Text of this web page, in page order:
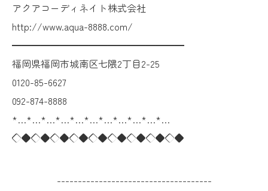
アクアコーディネイト株式会社
http://www.aqua-8888.com/
━━━━━━━━━━━━━━━━━━
福岡県福岡市城南区七隈2丁目2-25
0120-85-6627
092-874-8888
*…*…*…*…*…*…*…*…*…*…*…
◇◆◇◆◇◆◇◆◇◆◇◆◇◆◇◆◇◆
-------------------------------------